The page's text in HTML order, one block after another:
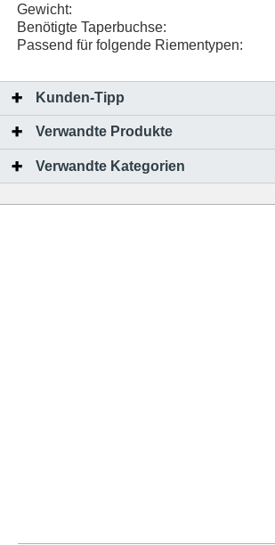
Gewicht:
Benötigte Taperbuchse:
Passend für folgende Riementypen:
Kunden-Tipp
Verwandte Produkte
Verwandte Kategorien